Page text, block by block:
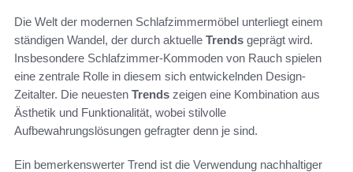
Die Welt der modernen Schlafzimmermöbel unterliegt einem
ständigen Wandel, der durch aktuelle Trends geprägt wird.
Insbesondere Schlafzimmer-Kommoden von Rauch spielen
eine zentrale Rolle in diesem sich entwickelnden Design-
Zeitalter. Die neuesten Trends zeigen eine Kombination aus
Ästhetik und Funktionalität, wobei stilvolle
Aufbewahrungslösungen gefragter denn je sind.
Ein bemerkenswerter Trend ist die Verwendung nachhaltiger